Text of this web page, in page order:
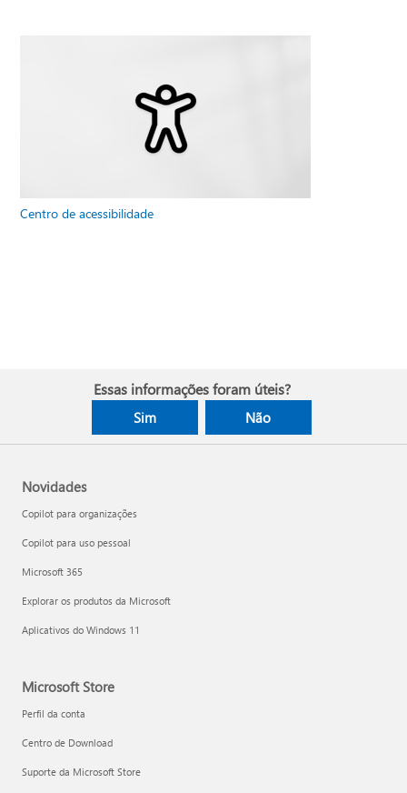
Centro de acessibilidade
Essas informações foram úteis?
Sim Não
Novidades
Copilot para organizações
Copilot para uso pessoal
Microsoft 365
Explorar os produtos da Microsoft
Aplicativos do Windows 11
Microsoft Store
Perfil da conta
Centro de Download
Suporte da Microsoft Store